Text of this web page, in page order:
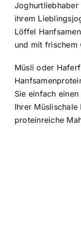
Joghurtliebhaber
ihrem
Löffel
und mit frischem
Müsli oder
Sie einfach
Ihrer
proteinreiche